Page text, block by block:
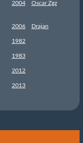
2004 Oscar Zgz
2006 Drajan
1982
1983
2012
2013